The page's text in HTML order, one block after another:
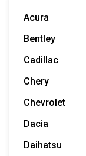
Acura
Bentley
Cadillac
Chery
Chevrolet
Dacia
Daihatsu